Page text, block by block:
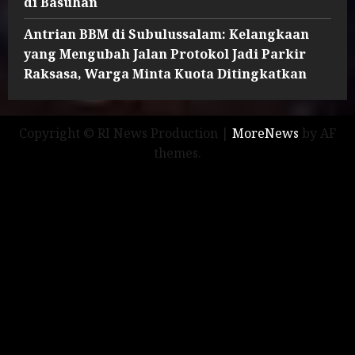
Antrian BBM di Subulussalam: Kelangkaan
yang Mengubah Jalan Protokol Jadi Parkir
Raksasa, Warga Minta Kuota Ditingkatkan
Copyright © RI News Production | MoreNews by AF
themes.